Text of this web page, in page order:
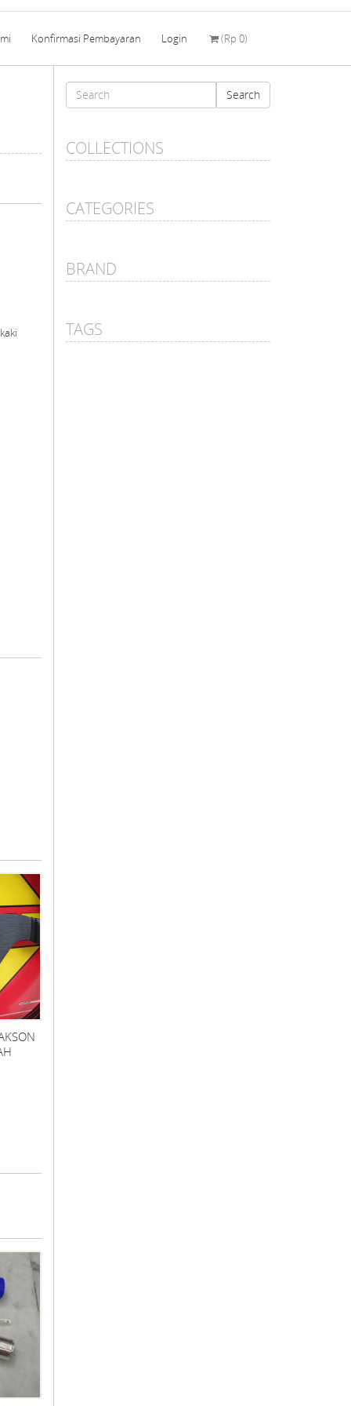
(Rp 0)
Konfirmasi Pembayaran Login
Search
Search
COLLECTIONS
CATEGORIES
BRAND
TAGS